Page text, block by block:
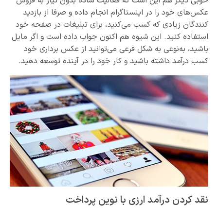
عکس‌های خود را در اینستاگرام انجام داده و صرفا از بازدید
کنندگان زیادی که کسب می‌کنید، برای تبلیغات در صفحه خود
استفاده کنید. این شیوه هم اکنون جواب داده است و اگر مایل
باشید، به‌نوعی به شکل فرعی می‌توانید از عکس برداری خود
کسب درآمد داشته باشید و کار خود را در آینده توسعه دهید.
نقد کردن درآمد ارزی با نوین پرداخت